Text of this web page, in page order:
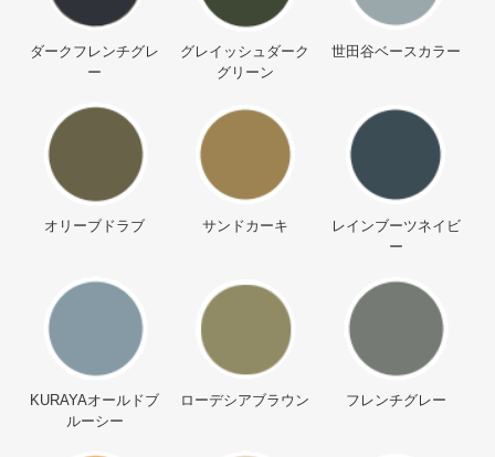
ダークフレンチグレ
ー
グレイッシュダーク
グリーン
世田谷ベースカラー
オリーブドラブ サンドカーキ
レインブーツネイビ
ー
KURAYAオールドブ
ルーシー
ローデシアブラウン フレンチグレー